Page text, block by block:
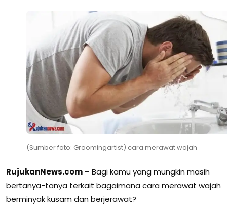
(Sumber foto: Groomingartist) cara merawat wajah
RujukanNews.com – Bagi kamu yang mungkin masih
bertanya-tanya terkait bagaimana cara merawat wajah
berminyak kusam dan berjerawat?